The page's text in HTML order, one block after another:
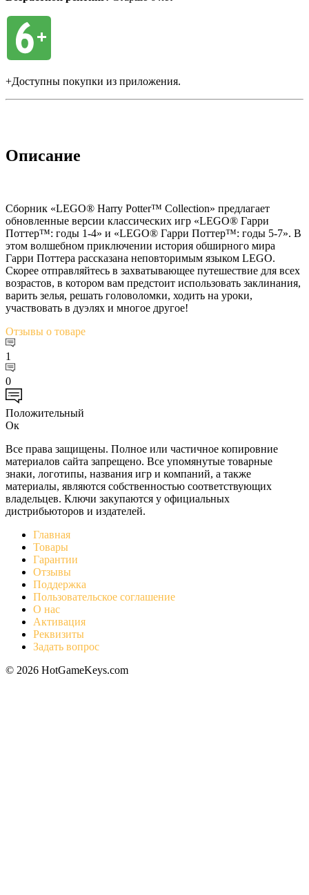
+Доступны покупки из приложения.
Описание
Сборник «LEGO® Harry Potter™ Collection» предлагает
обновленные версии классических игр «LEGO® Гарри
Поттер™: годы 1-4» и «LEGO® Гарри Поттер™: годы 5-7». В
этом волшебном приключении история обширного мира
Гарри Поттера рассказана неповторимым языком LEGO.
Скорее отправляйтесь в захватывающее путешествие для всех
возрастов, в котором вам предстоит использовать заклинания,
варить зелья, решать головоломки, ходить на уроки,
участвовать в дуэлях и многое другое!
Отзывы о товаре
1
0
Положительный
Ок
Все права защищены. Полное или частичное копировние
материалов сайта запрещено. Все упомянутые товарные
знаки, логотипы, названия игр и компаний, а также
материалы, являются собственностью соответствующих
владельцев. Ключи закупаются у официальных
дистрибьюторов и издателей.
Главная
Товары
Гарантии
Отзывы
Поддержка
Пользовательское соглашение
О нас
Активация
Реквизиты
Задать вопрос
© 2026 HotGameKeys.com